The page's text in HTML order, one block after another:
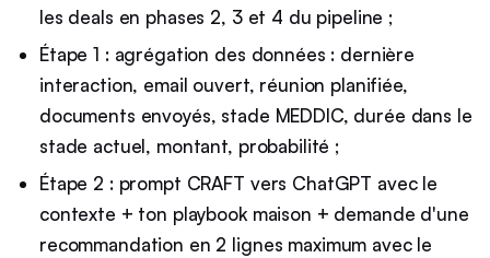
les deals en phases 2, 3 et 4 du pipeline ;
Étape 1 : agrégation des données : dernière
interaction, email ouvert, réunion planifiée,
documents envoyés, stade MEDDIC, durée dans le
stade actuel, montant, probabilité ;
Étape 2 : prompt CRAFT vers ChatGPT avec le
contexte + ton playbook maison + demande d'une
recommandation en 2 lignes maximum avec le